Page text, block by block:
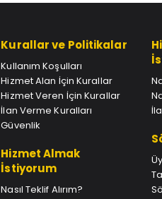
Kurallar ve Politikalar
Kullanım Koşulları
Hizmet Alan İçin Kurallar
Hizmet Veren İçin Kurallar
İlan Verme Kuralları
Güvenlik
Hizmet Almak
İstiyorum
Nasıl Teklif Alırım?